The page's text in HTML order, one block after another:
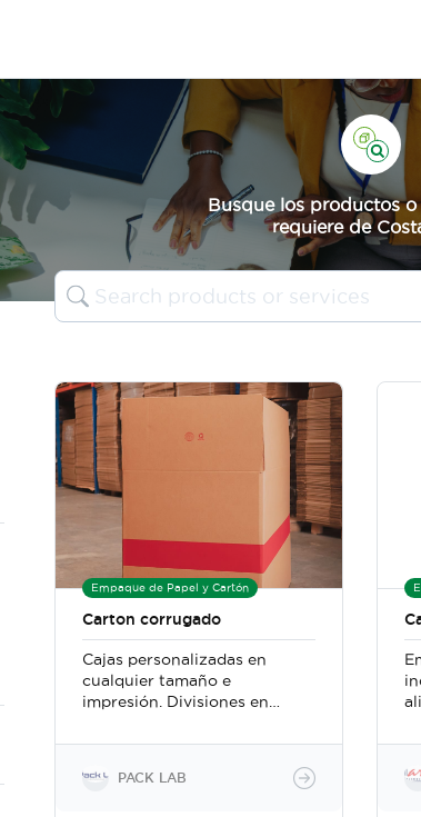
Busque los productos o
requiere de
Empaque de Papel y Cartón
Carton corrugado
Cajas personalizadas en
cualquier tamaño e
impresión. Divisiones en
presentación
PACK LAB